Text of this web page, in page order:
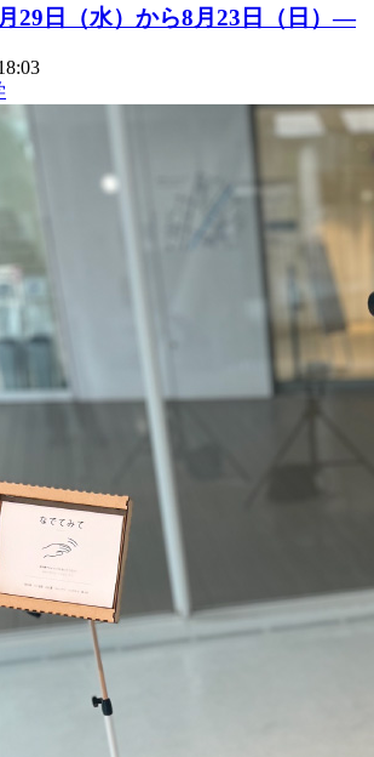
29日（水）から8月23日（日）―